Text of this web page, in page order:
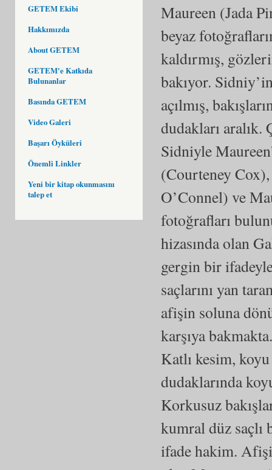
GETEM Ekibi
Hakkımızda
About GETEM
GETEM'e Katkıda
Bulunanlar
Basında GETEM
Video Galeri
Başarı Öyküleri
Önemli Linkler
Yeni bir kitap okunmasını
talep et
Maureen (Jada
beyaz
kaldırmış,
bakıyor.
açılmış,
dudakları aralık.
Sidniyle
(Courteney
O’Connel) ve
fotoğrafları
hizasında olan
gergin bir
saçlarını yan
afişin soluna
karşıya
Katlı kesim,
dudaklarında
Korkusuz
kumral düz saçlı
ifade hakim.